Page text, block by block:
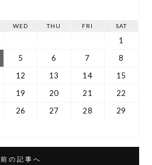
WED THU FRI SAT
1
5 6 7
8
12 13 14
15
19 20 21
22
26 27 28
29
前の記事へ